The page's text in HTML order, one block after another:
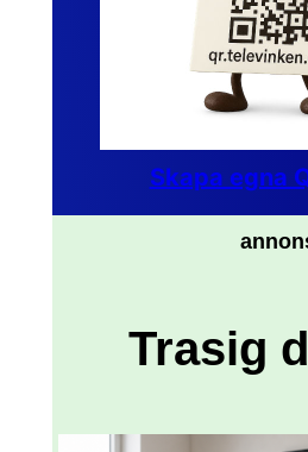
Skapa egna
Trasig